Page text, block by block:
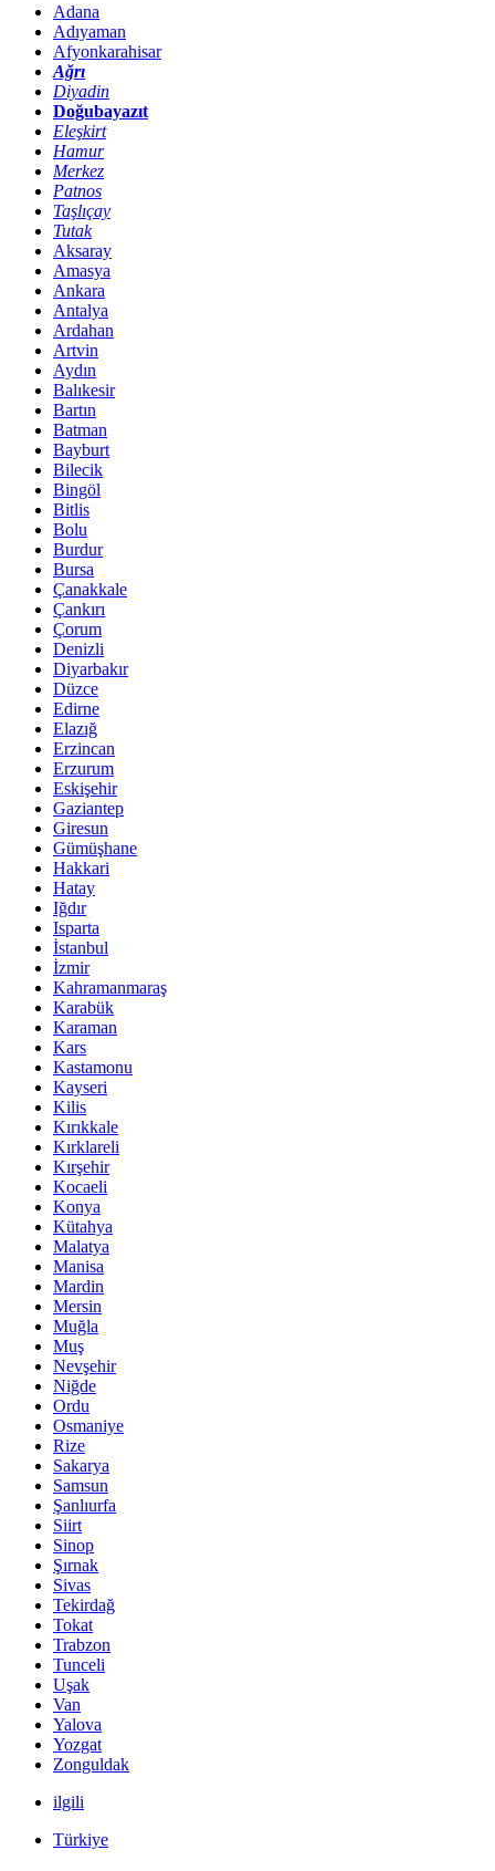
Adana
Adıyaman
Afyonkarahisar
Ağrı
Diyadin
Doğubayazıt
Eleşkirt
Hamur
Merkez
Patnos
Taşlıçay
Tutak
Aksaray
Amasya
Ankara
Antalya
Ardahan
Artvin
Aydın
Balıkesir
Bartın
Batman
Bayburt
Bilecik
Bingöl
Bitlis
Bolu
Burdur
Bursa
Çanakkale
Çankırı
Çorum
Denizli
Diyarbakır
Düzce
Edirne
Elazığ
Erzincan
Erzurum
Eskişehir
Gaziantep
Giresun
Gümüşhane
Hakkari
Hatay
Iğdır
Isparta
İstanbul
İzmir
Kahramanmaraş
Karabük
Karaman
Kars
Kastamonu
Kayseri
Kilis
Kırıkkale
Kırklareli
Kırşehir
Kocaeli
Konya
Kütahya
Malatya
Manisa
Mardin
Mersin
Muğla
Muş
Nevşehir
Niğde
Ordu
Osmaniye
Rize
Sakarya
Samsun
Şanlıurfa
Siirt
Sinop
Şırnak
Sivas
Tekirdağ
Tokat
Trabzon
Tunceli
Uşak
Van
Yalova
Yozgat
Zonguldak
ilgili
Türkiye